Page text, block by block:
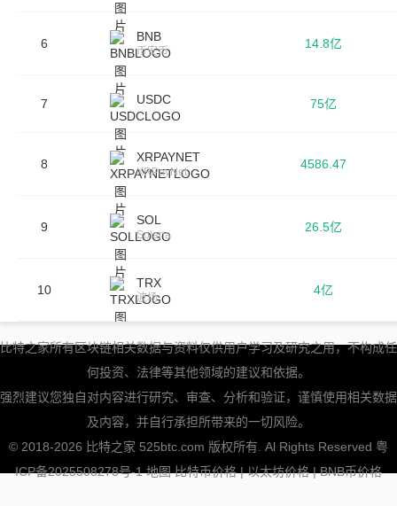
6 BNB
币安币
14.8亿
7 USDC 75亿
8 XRPAYNET
XRPayNet
4586.47
9 SOL
Solana
26.5亿
10 TRX
波场
4亿
比特之家所有区块链相关数据与资料仅供用户学习及研究之用，不构成任
何投资、法律等其他领域的建议和依据。
强烈建议您独自对内容进行研究、审查、分析和验证，谨慎使用相关数据
及内容，并自行承担所带来的一切风险。
© 2018-2026 比特之家 525btc.com 版权所有. Al Rights Reserved 粤
ICP备2025508278号-1 地图 比特币价格|以太坊价格|BNB币价格